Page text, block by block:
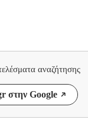
αναζήτησης
στην Google